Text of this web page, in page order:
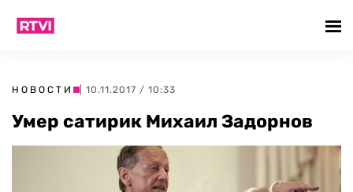
НОВОСТИ | 10.11.2017 / 10:33
Умер сатирик Михаил Задорнов